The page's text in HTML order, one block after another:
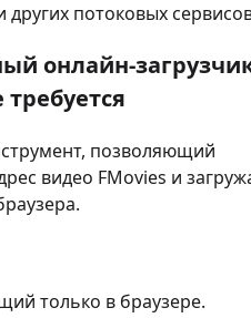
других потоковых
онлайн-
позволяющий
видео FMovies и
только в браузере.